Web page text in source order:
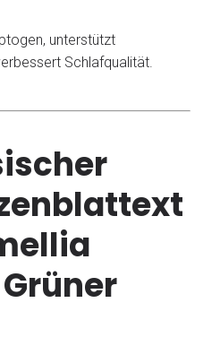
unterstützt
Schlafqualität.